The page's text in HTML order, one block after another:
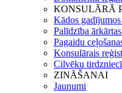
KONSULĀRĀ
Kādos
Palīdzība
Pagaidu
Konsulārais
Cilvēku
ZINĀŠANAI
Jaunumi